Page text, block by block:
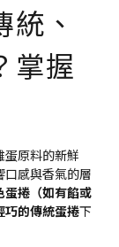
、
掌握
蛋原料的新鮮
口感與香氣的層
蛋捲（如有餡或
巧的傳統蛋捲下